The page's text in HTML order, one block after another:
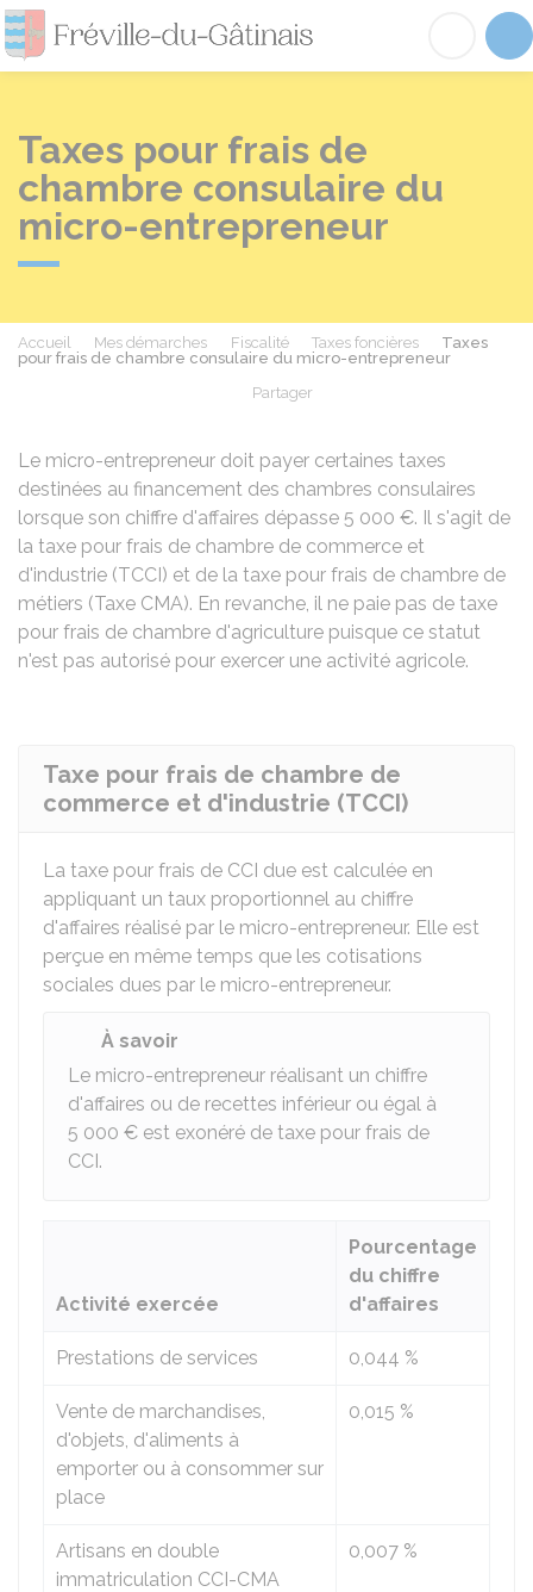
Fréville-du-
Taxes pour frais de
chambre consulaire du
micro-entrepreneur
Accueil Mes démarches Fiscalité Taxes foncières
Taxes
pour frais de chambre consulaire du micro-entrepreneur
Partager
Le micro-entrepreneur doit payer certaines taxes
destinées au financement des chambres consulaires
lorsque son chiffre d'affaires dépasse 5 000 €. Il s'agit de
la taxe pour frais de chambre de commerce et
d'industrie (TCCI) et de la taxe pour frais de chambre de
métiers (Taxe CMA). En revanche, il ne paie pas de taxe
pour frais de chambre d'agriculture puisque ce statut
n'est pas autorisé pour exercer une activité agricole.
Taxe pour frais de chambre de
commerce et d'industrie (TCCI)
La taxe pour frais de CCI due est calculée en
appliquant un taux proportionnel au chiffre
d'affaires réalisé par le micro-entrepreneur. Elle est
perçue en même temps que les cotisations
sociales dues par le micro-entrepreneur.
À savoir
Le micro-entrepreneur réalisant un chiffre
d'affaires ou de recettes inférieur ou égal à
5 000 € est exonéré de taxe pour frais de
CCI.
Activité exercée
Pourcentage
du chiffre
d'affaires
Prestations de services 0,044 %
Vente de marchandises,
d'objets, d'aliments à
emporter ou à consommer sur
place
0,015 %
Artisans en double
immatriculation CCI-CMA
0,007 %